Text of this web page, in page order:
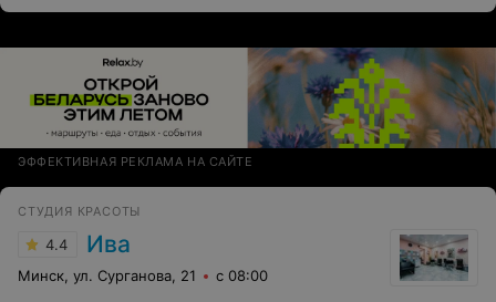
ЭФФЕКТИВНАЯ РЕКЛАМА НА САЙТЕ
СТУДИЯ КРАСОТЫ
4.4 Ива
Минск, ул. Сурганова, 21 с 08:00